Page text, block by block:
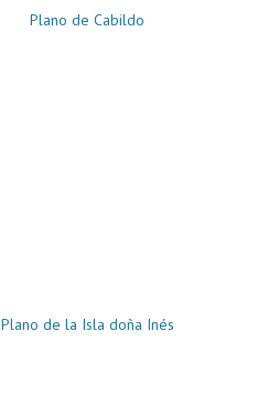
Plano de Cabildo
Plano de la Isla doña Inés